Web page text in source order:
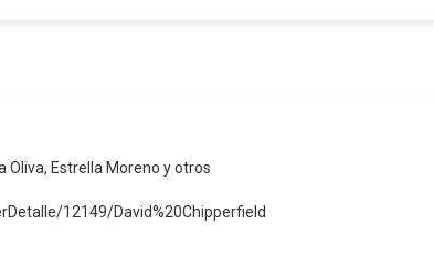
Oliva, Estrella Moreno y otros
12149/David%20Chipperfield